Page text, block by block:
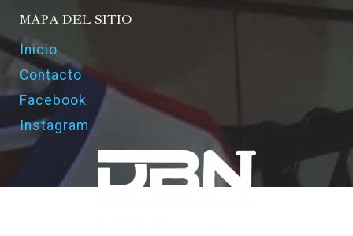
MAPA DEL SITIO
Inicio
Contacto
Facebook
Instagram